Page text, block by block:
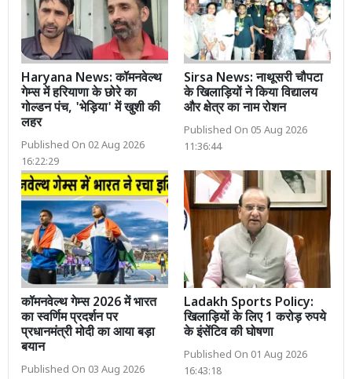
Haryana News: कॉमनवेल्थ
गेम्स में हरियाणा के छोरे का
गोल्डन पंच, 'भेड़िया' में खुशी की
लहर
Published On 02 Aug 2026
16:22:29
Sirsa News: नाथूसरी चौपटा
के खिलाड़ियों ने किया विद्यालय
और क्षेत्र का नाम रोशन
Published On 05 Aug 2026
11:36:44
कॉमनवेल्थ गेम्स 2026 में भारत
का स्वर्णिम प्रदर्शन पर
प्रधानमंत्री मोदी का आया बड़ा
बयान
Published On 03 Aug 2026
Ladakh Sports Policy:
खिलाड़ियों के लिए 1 करोड़ रुपये
के इंसेंटिव की घोषणा
Published On 01 Aug 2026
16:43:18